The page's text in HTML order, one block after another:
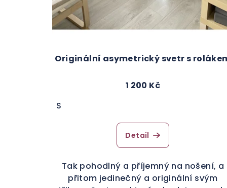
Originální asymetrický svetr s
1 200 Kč
S
Detail
Tak pohodlný a příjemný na nošení, a
přitom jedinečný a originální svým